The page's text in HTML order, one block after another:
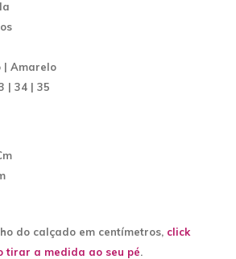
| Amarelo
| 34 | 35
do calçado em centímetros, click
tirar a medida ao seu pé.